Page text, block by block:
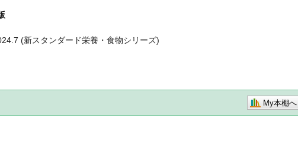
(新スタンダード栄養・食物シリーズ)
My本棚へ